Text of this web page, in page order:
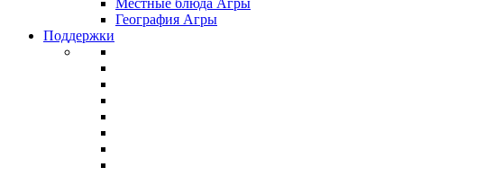
Местные блюда Агры
География Агры
Поддержки